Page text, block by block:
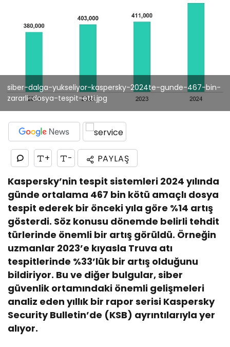
siber-dalga-yukseliyor-kaspersky-2024te-gunde-467-bin-
zararli-dosya-tespit-etti.jpg
+ - PAYLAŞ
Kaspersky’nin tespit sistemleri 2024 yılında
günde ortalama 467 bin kötü amaçlı dosya
tespit ederek bir önceki yıla göre %14 artış
gösterdi. Söz konusu dönemde belirli tehdit
türlerinde önemli bir artış görüldü. Örneğin
uzmanlar 2023’e kıyasla Truva atı
tespitlerinde %33’lük bir artış olduğunu
bildiriyor. Bu ve diğer bulgular, siber
güvenlik ortamındaki önemli gelişmeleri
analiz eden yıllık bir rapor serisi Kaspersky
Security Bulletin’de (KSB) ayrıntılarıyla yer
alıyor.